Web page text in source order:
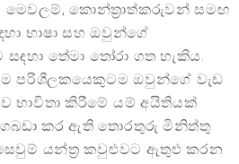
කොන්ත්‍රාත්කරුවන් සමඟ
භාෂා සහ ඔවුන්ගේ
තේමා තෝරා ගත හැකිය.
පරිශීලකයෙකුටම ඔවුන්ගේ වැඩ
භාවිතා කිරීමේ යම් අයිතියක්
කර ඇති තොරතුරු මිනිත්තු
යන්ත්‍ර කවුළුවට ඇතුළු කරන